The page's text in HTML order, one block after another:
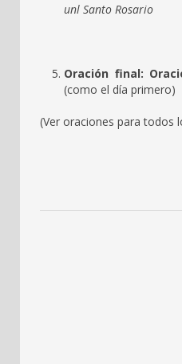
unl Santo Rosario
Oración final:
(como el día primero)
(Ver oraciones para todos